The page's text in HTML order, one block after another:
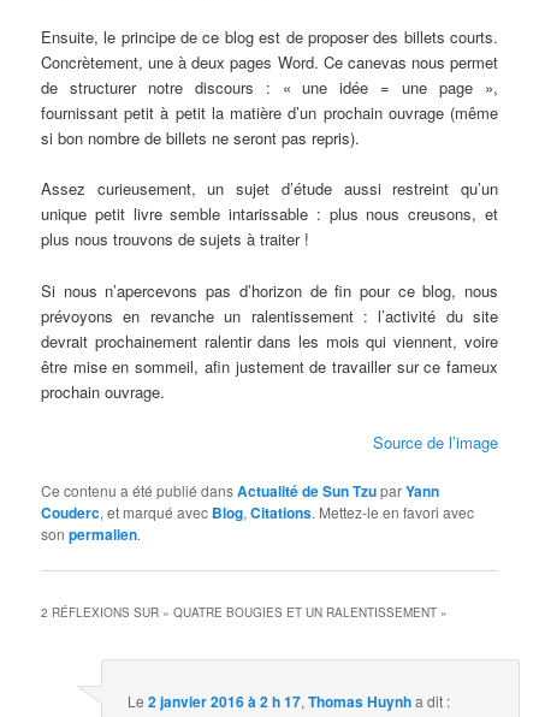
Ensuite, le principe de ce blog est de proposer des billets courts.
Concrètement, une à deux pages Word. Ce canevas nous permet
de structurer notre discours : « une idée = une page »,
fournissant petit à petit la matière d’un prochain ouvrage (même
si bon nombre de billets ne seront pas repris).
Assez curieusement, un sujet d’étude aussi restreint qu’un
unique petit livre semble intarissable : plus nous creusons, et
plus nous trouvons de sujets à traiter !
Si nous n’apercevons pas d’horizon de fin pour ce blog, nous
prévoyons en revanche un ralentissement : l’activité du site
devrait prochainement ralentir dans les mois qui viennent, voire
être mise en sommeil, afin justement de travailler sur ce fameux
prochain ouvrage.
Source de l’image
Ce contenu a été publié dansActualité de Sun TzuparYann
Couderc, et marqué avec Blog,Citations. Mettez-le en favori avec
sonpermalien.
2 RÉFLEXIONS SUR «QUATRE BOUGIES ET UN RALENTISSEMENT »
Le2 janvier 2016 à 2 h 17,Thomas Huynha dit :